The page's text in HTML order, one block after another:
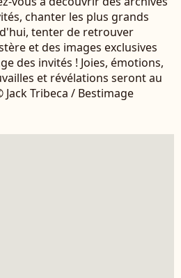
chanter les plus grands
tenter de retrouver
et des images exclusives
des invités ! Joies, émotions,
et révélations seront au
Tribeca / Bestimage